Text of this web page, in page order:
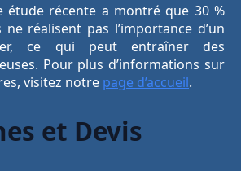
étude récente a montré que 30 %
réalisent pas l’importance d’un
ce qui peut entraîner des
Pour plus d’informations sur
visitez notre page d’accueil.
et Devis